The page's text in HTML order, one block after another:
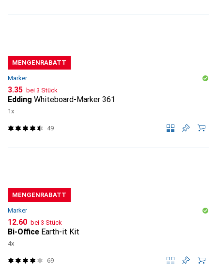
MENGENRABATT
Marker
CHF
3.35 bei 3 Stück
Edding Whiteboard-Marker 361
1x
49
MENGENRABATT
Marker
CHF
12.60 bei 3 Stück
Bi-Office Earth-it Kit
4x
69